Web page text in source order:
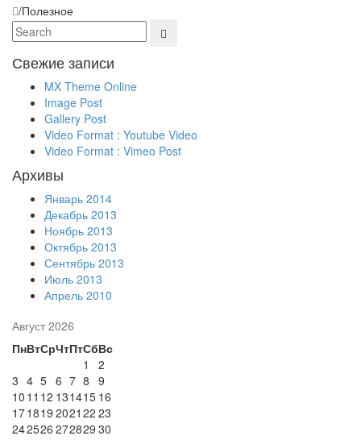
/Полезное
Свежие записи
MX Theme Online
Image Post
Gallery Post
Video Format : Youtube Video
Video Format : Vimeo Post
Архивы
Январь 2014
Декабрь 2013
Ноябрь 2013
Октябрь 2013
Сентябрь 2013
Июль 2013
Апрель 2010
Август 2026
ПнВтСрЧтПтСбВс
1
2
3 4 5 6 7 8 9
10 11 12 131415 16
171819 2021 22 23
242526 272829 30